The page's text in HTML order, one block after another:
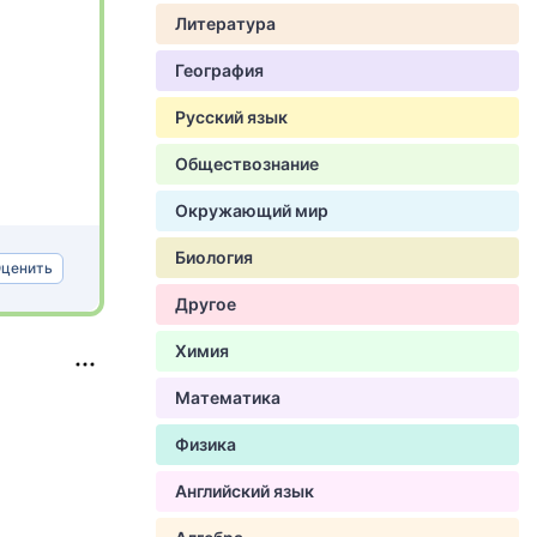
Литература
География
Русский язык
Обществознание
Окружающий мир
Биология
Другое
Химия
Математика
Физика
Английский язык